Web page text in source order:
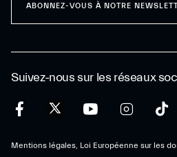
Suivez-nous sur les réseaux
Mentions légales, Loi Européenne sur les
ABONNEZ-VOUS À NOTRE